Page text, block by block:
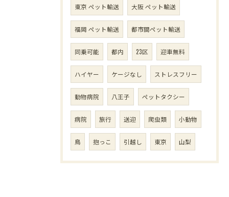
東京 ペット輸送 大阪 ペット輸送
福岡 ペット輸送 都市間ペット輸送
同乗可能 都内 23区 迎車無料
ハイヤー ケージなし ストレスフリー
動物病院 八王子 ペットタクシー
病院 旅行 送迎 爬虫類 小動物
鳥 抱っこ 引越し 東京 山梨